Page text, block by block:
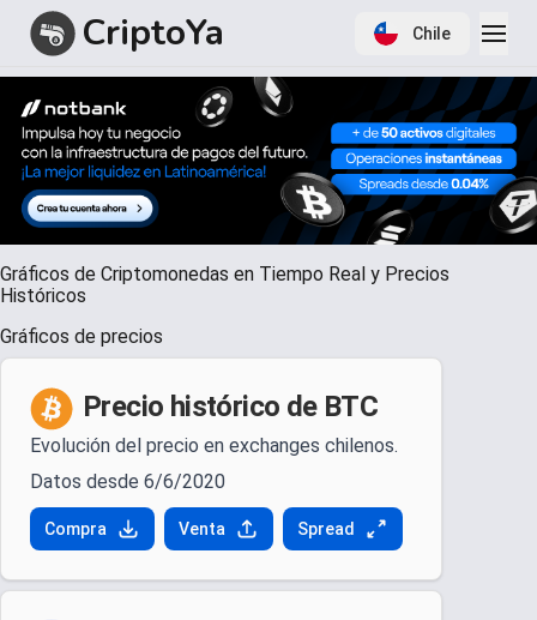
CriptoYa Chile
1
of
Gráficos de Criptomonedas en Tiempo Real y Precios
Históricos
Gráficos de precios
Precio histórico de BTC
Evolución del precio en exchanges chilenos.
Datos desde 6/6/2020
Compra Venta Spread